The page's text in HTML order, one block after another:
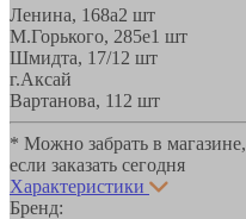
Ленина, 168а2 шт
М.Горького, 285е1 шт
Шмидта, 17/1 2 шт
г.Аксай
Вартанова, 11 2 шт
* Можно забрать в магазине,
если заказать сегодня
Характеристики
Бренд: